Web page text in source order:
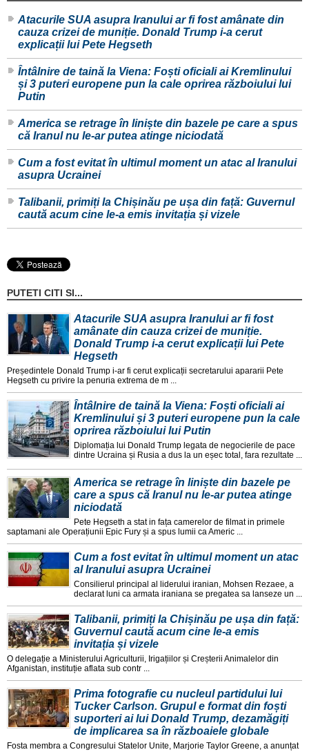
Atacurile SUA asupra Iranului ar fi fost amânate din
cauza crizei de muniție. Donald Trump i-a cerut
explicații lui Pete Hegseth
Întâlnire de taină la Viena: Foști oficiali ai Kremlinului
și 3 puteri europene pun la cale oprirea războiului lui
Putin
America se retrage în liniște din bazele pe care a spus
că Iranul nu le-ar putea atinge niciodată
Cum a fost evitat în ultimul moment un atac al Iranului
asupra Ucrainei
Talibanii, primiți la Chișinău pe ușa din față: Guvernul
caută acum cine le-a emis invitația și vizele
PUTETI CITI SI...
Atacurile SUA asupra Iranului ar fi fost
amânate din cauza crizei de muniție.
Donald Trump i-a cerut explicații lui Pete
Hegseth
Președintele Donald Trump i-ar fi cerut explicații secretarului apararii Pete
Hegseth cu privire la penuria extrema de m ...
Întâlnire de taină la Viena: Foști oficiali ai
Kremlinului și 3 puteri europene pun la cale
oprirea războiului lui Putin
Diplomația lui Donald Trump legata de negocierile de pace
dintre Ucraina și Rusia a dus la un eșec total, fara rezultate ...
America se retrage în liniște din bazele pe
care a spus că Iranul nu le-ar putea atinge
niciodată
Pete Hegseth a stat in fața camerelor de filmat in primele
saptamani ale Operațiunii Epic Fury și a spus lumii ca Americ ...
Cum a fost evitat în ultimul moment un atac
al Iranului asupra Ucrainei
Consilierul principal al liderului iranian, Mohsen Rezaee, a
declarat luni ca armata iraniana se pregatea sa lanseze un ...
Talibanii, primiți la Chișinău pe ușa din față:
Guvernul caută acum cine le-a emis
invitația și vizele
O delegație a Ministerului Agriculturii, Irigațiilor și Creșterii Animalelor din
Afganistan, instituție aflata sub contr ...
Prima fotografie cu nucleul partidului lui
Tucker Carlson. Grupul e format din foști
suporteri ai lui Donald Trump, dezamăgiți
de implicarea sa în războaiele globale
Fosta membra a Congresului Statelor Unite, Marjorie Taylor Greene, a anunțat